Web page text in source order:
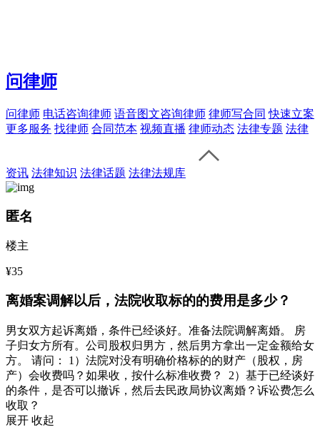
问律师
问律师 电话咨询律师 语音图文咨询律师 律师写合同 快速立案
更多服务 找律师 合同范本 视频直播 律师动态 法律专题 法律
资讯 法律知识 法律话题 法律法规库
匿名
楼主
¥35
离婚案调解以后，法院收取标的的费用是多少？
男女双方起诉离婚，条件已经谈好。准备法院调解离婚。 房
子归女方所有。公司股权归男方，然后男方拿出一定金额给女
方。 请问： 1）法院对没有明确价格标的的财产（股权，房
产）会收费吗？如果收，按什么标准收费？ 2）基于已经谈好
的条件，是否可以撤诉，然后去民政局协议离婚？诉讼费怎么
收取？
展开 收起